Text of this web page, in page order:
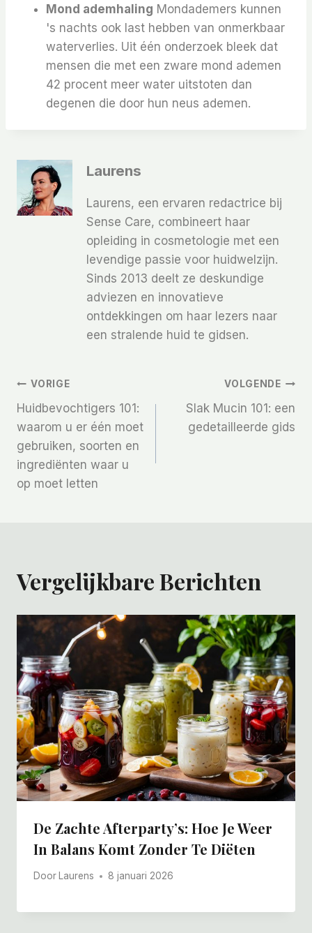
Mond ademhaling Mondademers kunnen
's nachts ook last hebben van onmerkbaar
waterverlies. Uit één onderzoek bleek dat
mensen die met een zware mond ademen
42 procent meer water uitstoten dan
degenen die door hun neus ademen.
Laurens
Laurens, een ervaren redactrice bij
Sense Care, combineert haar
opleiding in cosmetologie met een
levendige passie voor huidwelzijn.
Sinds 2013 deelt ze deskundige
adviezen en innovatieve
ontdekkingen om haar lezers naar
een stralende huid te gidsen.
Bericht
Navigatie
VORIGE
Huidbevochtigers 101:
waarom u er één moet
gebruiken, soorten en
ingrediënten waar u
op moet letten
VOLGENDE
Slak Mucin 101: een
gedetailleerde gids
Vergelijkbare Berichten
De Zachte Afterparty’s: Hoe Je Weer
In Balans Komt Zonder Te Diëten
Door Laurens 8 januari 2026